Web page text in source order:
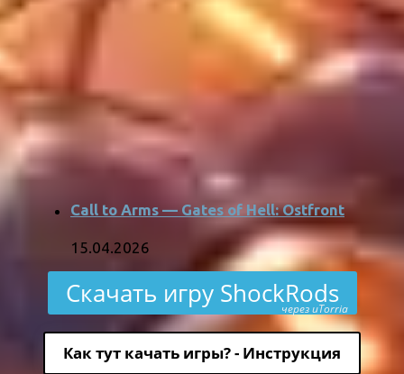
Call to Arms — Gates of Hell: Ostfront
15.04.2026
Скачать игру ShockRods
через uTorria
Как тут качать игры? - Инструкция